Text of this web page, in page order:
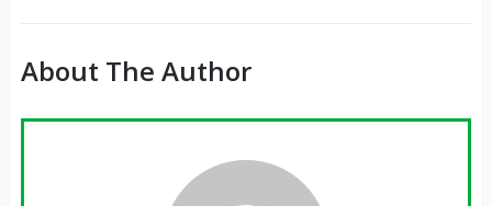
About The Author